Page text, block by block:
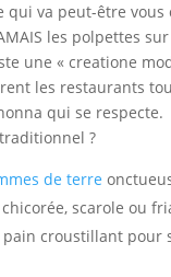
qui va peut-être vous
les polpettes
une « creatione
les restaurants
qui se respecte.
?
de terre
scarole ou
croustillant pour